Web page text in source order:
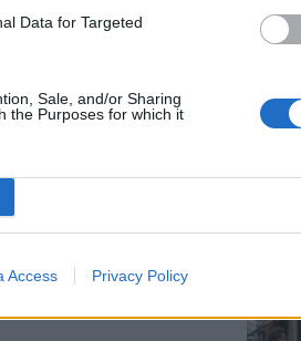
Data for Targeted
Sale, and/or Sharing
the Purposes for which it
Access Privacy Policy